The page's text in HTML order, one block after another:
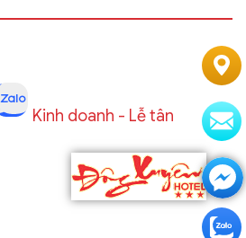
Kinh doanh - Lễ tân